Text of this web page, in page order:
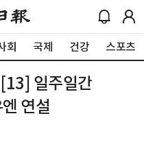
회 국제 건강 스포츠
일주일간
연설